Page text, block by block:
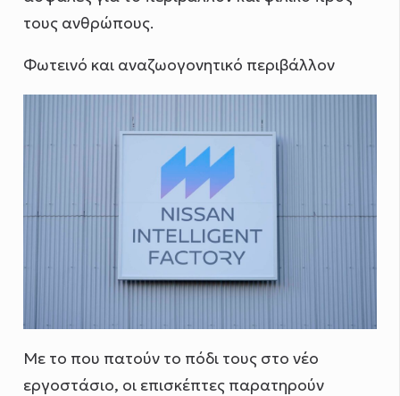
τους ανθρώπους.
Φωτεινό και αναζωογονητικό περιβάλλον
Με το που πατούν το πόδι τους στο νέο
εργοστάσιο, οι επισκέπτες παρατηρούν